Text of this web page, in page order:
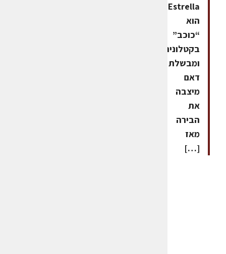
Estrella
הוא
“כוכב”
בקטלונית,
ומבשלת
דאם
מיצבה
את
הבירה
מאז
[…]